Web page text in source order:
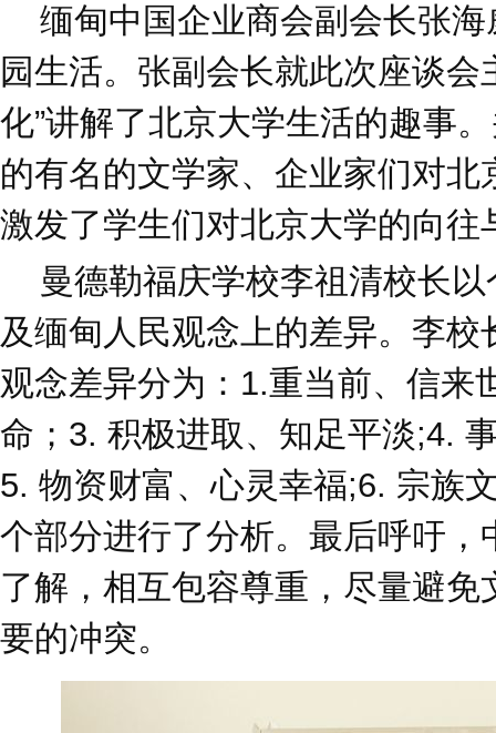
缅甸中国企业商会副会长张海
园生活。张副会长就此次座谈会
化”讲解了北京大学生活的趣事
的有名的文学家、企业家们对
激发了学生们对北京大学的向往
曼德勒福庆学校李祖清校长以
及缅甸人民观念上的差异。李
观念差异分为：1.重当前、信来
命；3. 积极进取、知足平淡;4.
5. 物资财富、心灵幸福;6. 宗族
个部分进行了分析。最后呼吁，
了解，相互包容尊重，尽量避
要的冲突。